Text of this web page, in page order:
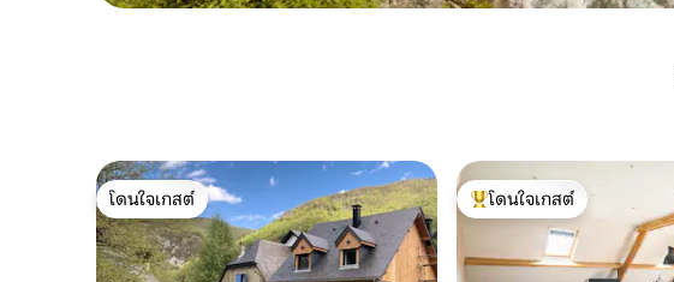
โดนใจเกสต์
โดนใจเกสต์
โดนใจเกสต์ที่สุด
โดนใจเกสต์